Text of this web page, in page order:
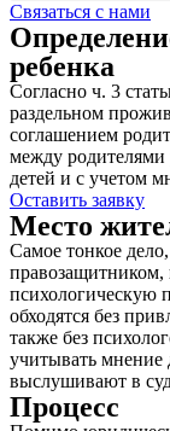
Связаться с нами
ребенка
Согласно ч. 3
раздельном
соглашением
между родителями
детей и с учетом
Оставить заявку
Место
Самое тонкое
правозащитником,
психологическую
обходятся без
также без
учитывать мнение
выслушивают в
Процесс